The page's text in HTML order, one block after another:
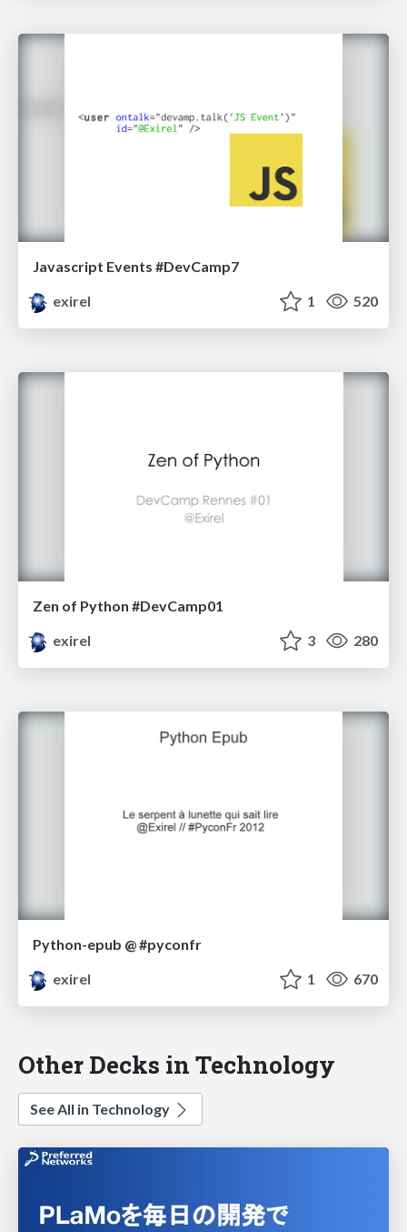
Javascript Events #DevCamp7
exirel
1 520
Zen of Python #DevCamp01
exirel
3 280
Python-epub @ #pyconfr
exirel
1 670
Other Decks in Technology
See All in Technology